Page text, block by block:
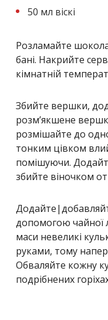
50 мл віскі
Розламайте
бані. Накрийте
кімнатній
Збийте вершки,
розм’якшене
розмішайте до
тонким цівком
помішуючи.
збийте віночком
допомогою чайної
маси невеликі
руками, тому
Обваляйте кожну
подрібнених